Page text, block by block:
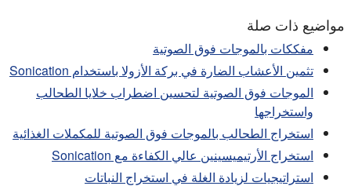
مواضيع ذات صلة
مفككات بالموجات فوق الصوتية
تثمين الأعشاب الضارة في بركة الأزولا باستخدام Sonication
الموجات فوق الصوتية لتحسين اضطراب خلايا الطحالب
واستخراجها
استخراج الطحالب بالموجات فوق الصوتية للمكملات الغذائية
استخراج الأرتيميسينين عالي الكفاءة مع Sonication
استراتيجيات لزيادة الغلة في استخراج النباتات